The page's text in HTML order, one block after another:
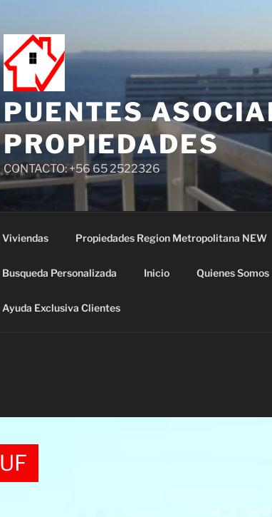
PUENTES
PROPIEDADES
CONTACTO: +56 65 2522326
Viviendas Propiedades Region Metropolitana NEW
Busqueda Personalizada Inicio Quienes Somos
Ayuda Exclusiva Clientes
UF